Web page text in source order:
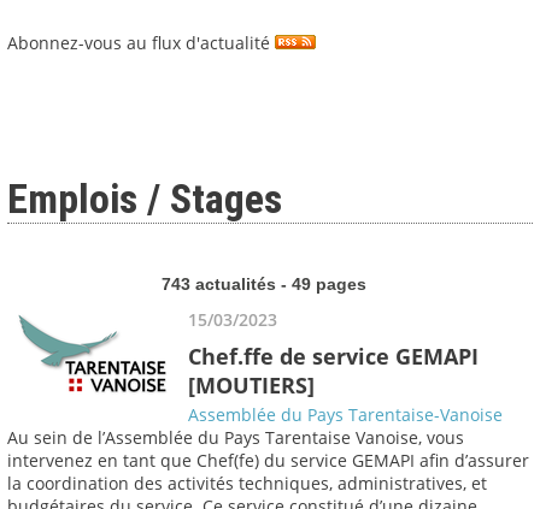
Abonnez-vous au flux d'actualité
Emplois / Stages
743 actualités - 49 pages
15/03/2023
Chef.ffe de service GEMAPI
[MOUTIERS]
Assemblée du Pays Tarentaise-Vanoise
Au sein de l’Assemblée du Pays Tarentaise Vanoise, vous
intervenez en tant que Chef(fe) du service GEMAPI afin d’assurer
la coordination des activités techniques, administratives, et